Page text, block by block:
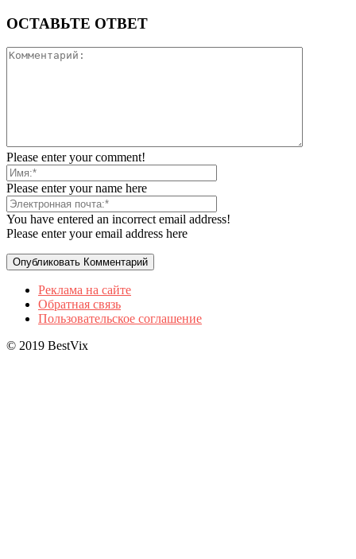
ОСТАВЬТЕ ОТВЕТ
Please enter your comment!
Please enter your name here
You have entered an incorrect email address!
Please enter your email address here
Реклама на сайте
Обратная связь
Пользовательское соглашение
© 2019 BestVix